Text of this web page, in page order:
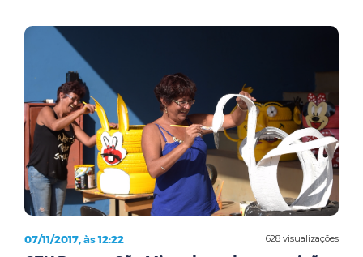
628 visualizações
07/11/2017, às 12:22